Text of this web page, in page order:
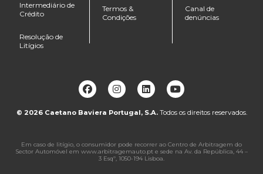
Intermediário de
Crédito
Resolução de
Litígios
Termos &
Condições
Canal de
denúncias
© 2026 Caetano Baviera Portugal, S.A. Todos os direitos reservados.
Em caso de litígio, o consumidor pode recorrer ao Centro de Arbitragem do
Sector Automóvel em www.arbitragemauto.pt e sede na Av. da República, 44 –
3 Esqº, 1050-194 Lisboa.